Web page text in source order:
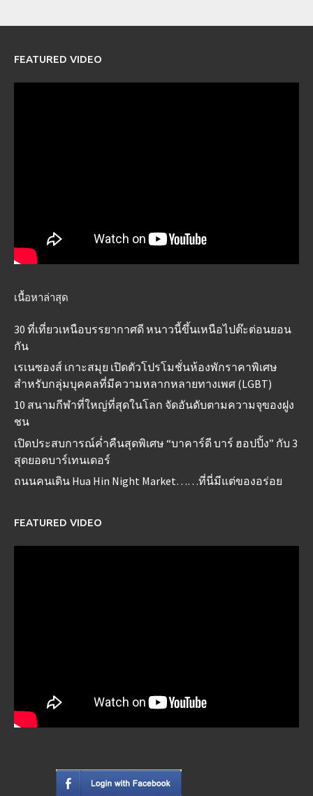
FEATURED VIDEO
เนื้อหาล่าสุด
30 ที่เที่ยวเหนือบรรยากาศดี หนาวนี้ขึ้นเหนือไปต๊ะต่อนยอน
กัน
เรเนซองส์ เกาะสมุย เปิดตัวโปรโมชั่นห้องพักราคาพิเศษ
สำหรับกลุ่มบุคคลที่มีความหลากหลายทางเพศ (LGBT)
10 สนามกีฬาที่ใหญ่ที่สุดในโลก จัดอันดับตามความจุของฝูง
ชน
เปิดประสบการณ์ค่ำคืนสุดพิเศษ “บาคาร์ดี บาร์ ฮอปปิ้ง” กับ 3
สุดยอดบาร์เทนเดอร์
ถนนคนเดิน Hua Hin Night Market……ที่นี่มีแต่ของอร่อย
FEATURED VIDEO